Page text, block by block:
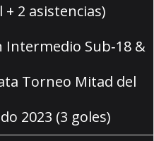
+ 2 asistencias)
Intermedio Sub‑18 &
Torneo Mitad del
2023 (3 goles)